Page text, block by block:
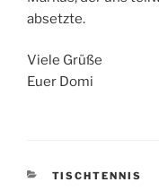
absetzte.
Viele Grüße
Euer Domi
KATEGORIEN
TISCHTENNIS